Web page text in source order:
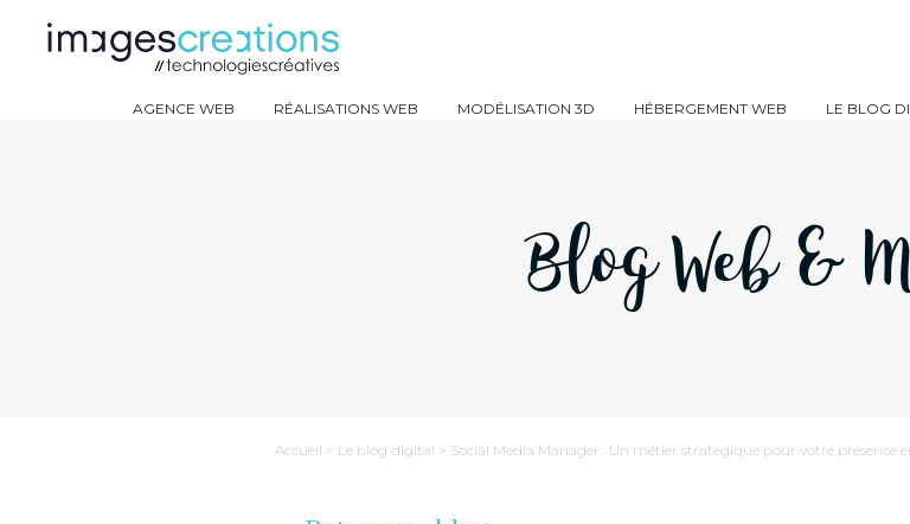
AGENCE WEB RÉALISATIONS WEB MODÉLISATION 3D HÉBERGEMENT WEB LE BLOG
Blog Web &
Accueil > Le blog digital > Social Media Manager : Un métier stratégique pour votre présence